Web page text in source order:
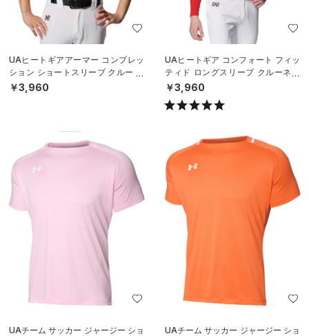
UAヒートギアアーマー コンプレッ
ション ショートスリーブ クルー シ
ャツ（ベースボール/MEN）
￥3,960
UAヒートギア コンフォート フィッ
ティド ロングスリーブ クルーネッ
ク シャツ（ベースボール/MEN）
￥3,960
UAチーム サッカー ジャージー ショ
UAチーム サッカー ジャージー ショ